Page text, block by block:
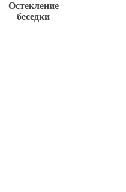
Остекление
беседки